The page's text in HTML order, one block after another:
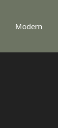
Modern